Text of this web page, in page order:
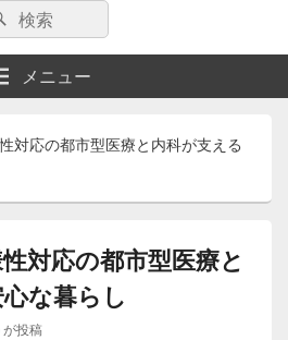
検
索
メニュー
対応の都市型医療と内科が支える
対応の都市型医療と
な暮らし
が投稿